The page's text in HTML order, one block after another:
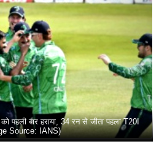
बार हराया, 34 रन से जीता पहला T20I
Source: IANS)